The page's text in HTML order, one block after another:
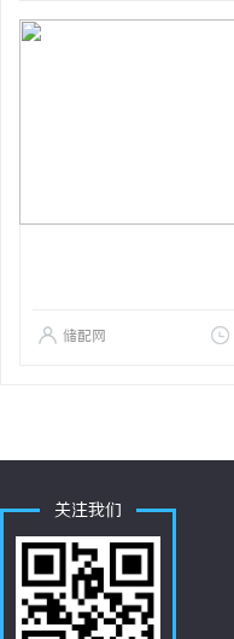
储配网
关注我们